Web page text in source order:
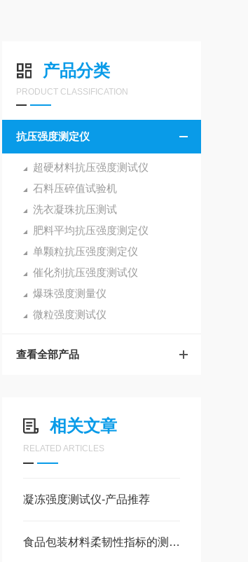
产品分类
PRODUCT CLASSIFICATION
抗压强度测定仪
超硬材料抗压强度测试仪
石料压碎值试验机
洗衣凝珠抗压测试
肥料平均抗压强度测定仪
单颗粒抗压强度测定仪
催化剂抗压强度测试仪
爆珠强度测量仪
微粒强度测试仪
查看全部产品
相关文章
RELATED ARTICLES
凝冻强度测试仪-产品推荐
食品包装材料柔韧性指标的测试与仪器